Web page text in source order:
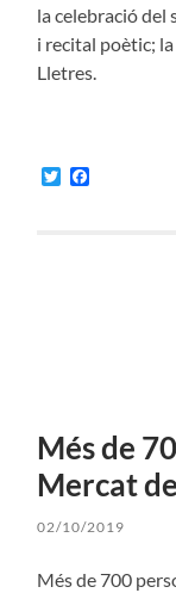
la celebració del
i recital poètic;
Lletres.
Twitter
Més de
Mercat
02/10/2019
Més de 700